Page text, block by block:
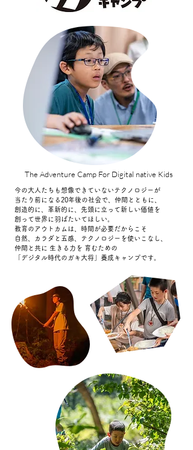
The Adventure Camp For Digital native Kids
今の大人たちも想像できていないテクノロジーが
当たり前になる20年後の社会で、仲間とともに、
創造的に、革新的に、先頭に立って新しい価値を
創って世界に羽ばたいてほしい。
教育のアウトカムは、時間が必要だからこそ
自然、カラダと五感、テクノロジーを使いこなし、
仲間と共に 生きる力を 育むための
「デジタル時代のガキ大将」養成キャンプです。